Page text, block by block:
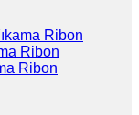
Ribon
Ribon
Ribon